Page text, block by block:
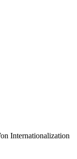
Internationalization